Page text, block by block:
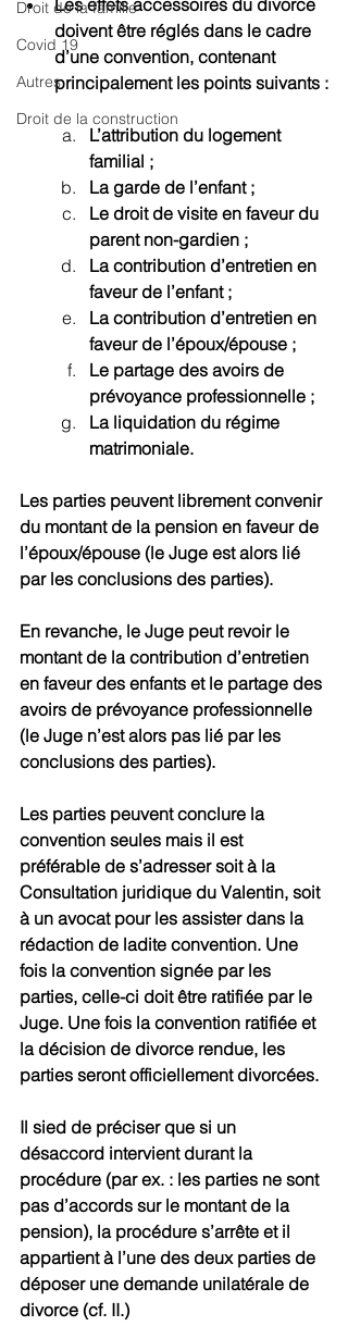
Droit de la famille
Covid 19
Autres
Droit de la construction
Les effets accessoires du divorce
doivent être réglés dans le cadre
d’une convention, contenant
principalement les points suivants :
L’attribution du logement
familial ;
La garde de l’enfant ;
Le droit de visite en faveur du
parent non-gardien ;
La contribution d’entretien en
faveur de l’enfant ;
La contribution d’entretien en
faveur de l’époux/épouse ;
Le partage des avoirs de
prévoyance professionnelle ;
La liquidation du régime
matrimoniale.
Les parties peuvent librement convenir
du montant de la pension en faveur de
l’époux/épouse (le Juge est alors lié
par les conclusions des parties).
En revanche, le Juge peut revoir le
montant de la contribution d’entretien
en faveur des enfants et le partage des
avoirs de prévoyance professionnelle
(le Juge n’est alors pas lié par les
conclusions des parties).
Les parties peuvent conclure la
convention seules mais il est
préférable de s’adresser soit à la
Consultation juridique du Valentin, soit
à un avocat pour les assister dans la
rédaction de ladite convention. Une
fois la convention signée par les
parties, celle-ci doit être ratifiée par le
Juge. Une fois la convention ratifiée et
la décision de divorce rendue, les
parties seront officiellement divorcées.
Il sied de préciser que si un
désaccord intervient durant la
procédure (par ex. : les parties ne sont
pas d’accords sur le montant de la
pension), la procédure s’arrête et il
appartient à l’une des deux parties de
déposer une demande unilatérale de
divorce (cf. II.)